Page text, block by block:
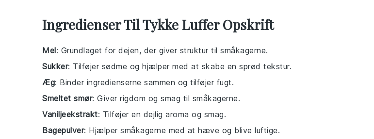
Ingredienser Til Tykke Luffer Opskrift
Mel: Grundlaget for dejen, der giver struktur til småkagerne.
Sukker: Tilføjer sødme og hjælper med at skabe en sprød tekstur.
Æg: Binder ingredienserne sammen og tilføjer fugt.
Smeltet smør: Giver rigdom og smag til småkagerne.
Vaniljeekstrakt: Tilføjer en dejlig aroma og smag.
Bagepulver: Hjælper småkagerne med at hæve og blive luftige.